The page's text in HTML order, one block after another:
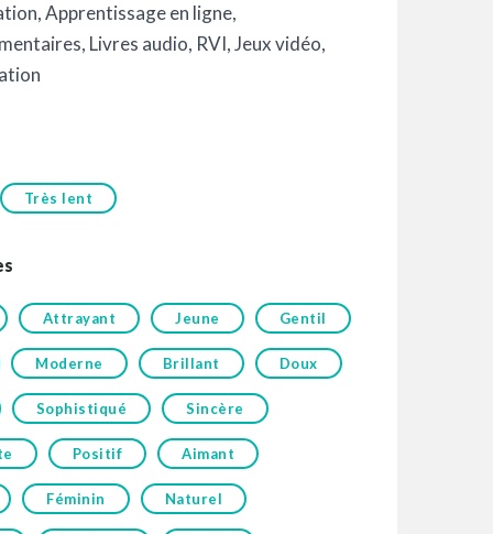
,Apprentissage en ligne,
, Livres audio, RVI,Jeux vidéo,
Très lent
Attrayant Jeune Gentil
Moderne Brillant Doux
Sophistiqué Sincère
Positif Aimant
Féminin Naturel